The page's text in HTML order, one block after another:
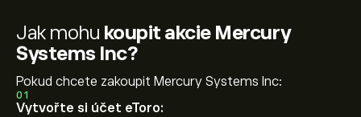
Jak mohu koupit akcie Mercury
Systems Inc?
Pokud chcete zakoupit Mercury Systems Inc:
01
Vytvořte si účet eToro: